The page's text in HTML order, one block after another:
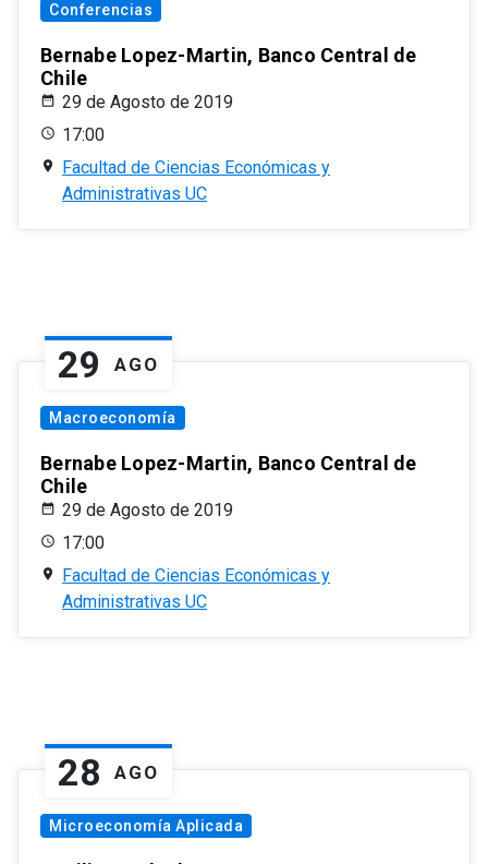
Conferencias
Bernabe Lopez-Martin, Banco Central de
Chile
29 de Agosto de 2019
17:00
Facultad de Ciencias Económicas y
Administrativas UC
29 AGO
Macroeconomía
Bernabe Lopez-Martin, Banco Central de
Chile
29 de Agosto de 2019
17:00
Facultad de Ciencias Económicas y
Administrativas UC
28 AGO
Microeconomía Aplicada